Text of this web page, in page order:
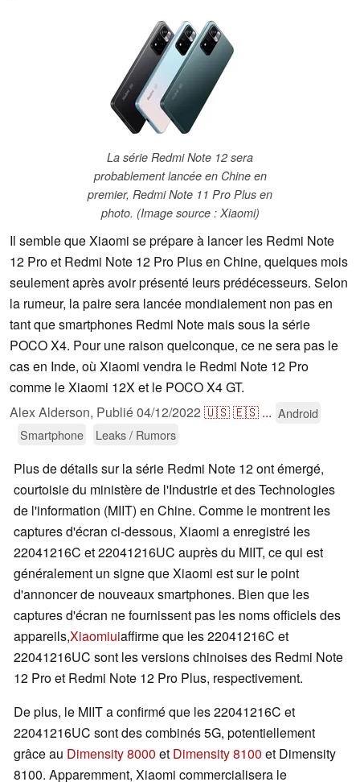
La série Redmi Note 12 sera
probablement lancée en Chine en
premier, Redmi Note 11 Pro Plus en
photo. (Image source : Xiaomi)
Il semble que Xiaomi se prépare à lancer les Redmi Note
12 Pro et Redmi Note 12 Pro Plus en Chine, quelques mois
seulement après avoir présenté leurs prédécesseurs. Selon
la rumeur, la paire sera lancée mondialement non pas en
tant que smartphones Redmi Note mais sous la série
POCO X4. Pour une raison quelconque, ce ne sera pas le
cas en Inde, où Xiaomi vendra le Redmi Note 12 Pro
comme le Xiaomi 12X et le POCO X4 GT.
Alex Alderson, Publié04/12/2022 🇺🇸🇪🇸 ... Android
Smartphone
Leaks / Rumors
Plus de détails sur la série Redmi Note 12 ont émergé,
courtoisie du ministère de l'Industrie et des Technologies
de l'information (MIIT) en Chine. Comme le montrent les
captures d'écran ci-dessous, Xiaomi a enregistré les
22041216C et 22041216UC auprès du MIIT, ce qui est
généralement un signe que Xiaomi est sur le point
d'annoncer de nouveaux smartphones. Bien que les
captures d'écran ne fournissent pas les noms officiels des
appareils,Xiaomiuiaffirme que les 22041216C et
22041216UC sont les versions chinoises des Redmi Note
12 Pro et Redmi Note 12 Pro Plus, respectivement.
De plus, le MIIT a confirmé que les 22041216C et
22041216UC sont des combinés 5G, potentiellement
grâce au Dimensity 8000 et Dimensity 8100 et Dimensity
8100. Apparemment, Xiaomi commercialisera le